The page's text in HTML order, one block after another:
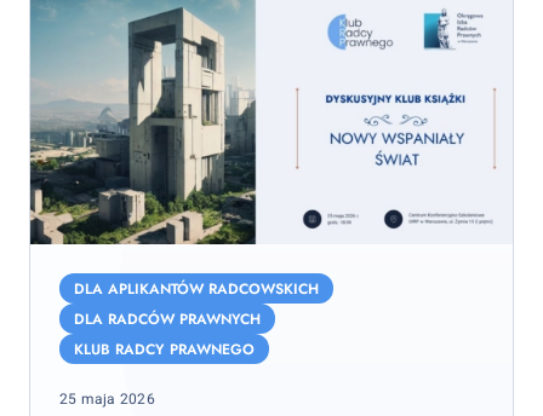
wspaniały
świat”
Aldousa
Huxleya
DLA APLIKANTÓW RADCOWSKICH
DLA RADCÓW PRAWNYCH
KLUB RADCY PRAWNEGO
Posted
25 maja 2026